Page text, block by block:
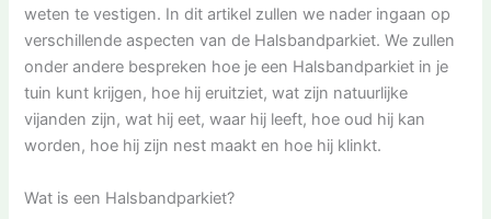
weten te vestigen. In dit artikel zullen we nader ingaan op
verschillende aspecten van de Halsbandparkiet. We zullen
onder andere bespreken hoe je een Halsbandparkiet in je
tuin kunt krijgen, hoe hij eruitziet, wat zijn natuurlijke
vijanden zijn, wat hij eet, waar hij leeft, hoe oud hij kan
worden, hoe hij zijn nest maakt en hoe hij klinkt.
Wat is een Halsbandparkiet?